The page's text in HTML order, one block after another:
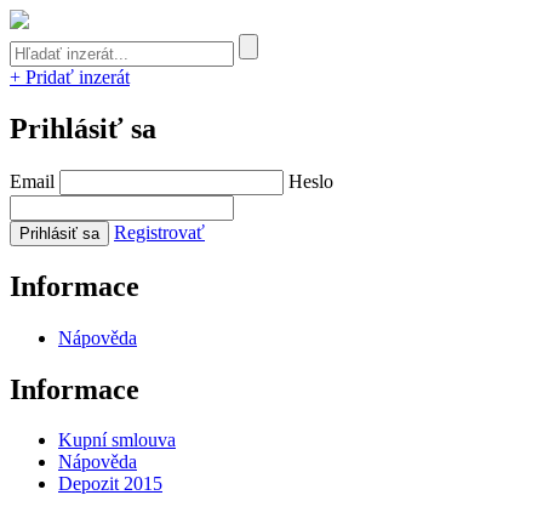
+ Pridať inzerát
Prihlásiť sa
Email Heslo
Registrovať
Informace
Nápověda
Informace
Kupní smlouva
Nápověda
Depozit 2015